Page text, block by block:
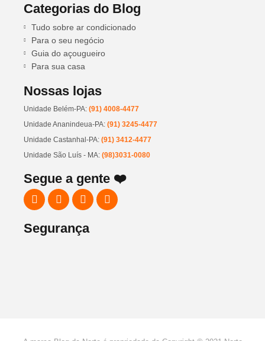
Categorias do Blog
Tudo sobre ar condicionado
Para o seu negócio
Guia do açougueiro
Para sua casa
Nossas lojas
Unidade Belém-PA: (91) 4008-4477
Unidade Ananindeua-PA: (91) 3245-4477
Unidade Castanhal-PA: (91) 3412-4477
Unidade São Luís - MA: (98)3031-0080
Segue a gente ❤️
Segurança